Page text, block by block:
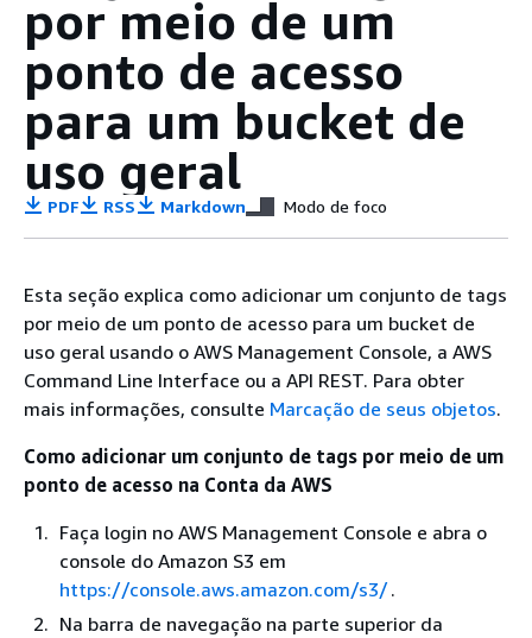
por meio de um
ponto de acesso
para um bucket de
uso geral
PDF RSS Markdown Modo de foco
Esta seção explica como adicionar um conjunto de tags
por meio de um ponto de acesso para um bucket de
uso geral usando o AWS Management Console, a AWS
Command Line Interface ou a API REST. Para obter
mais informações, consulte Marcação de seus objetos.
Como adicionar um conjunto de tags por meio de um
ponto de acesso na Conta da AWS
Faça login no AWS Management Console e abra o
console do Amazon S3 em
https://console.aws.amazon.com/s3/.
Na barra de navegação na parte superior da